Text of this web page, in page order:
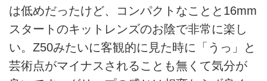
は低めだったけど、コンパクトなことと16mm
スタートのキットレンズのお陰で非常に楽し
い。Z50みたいに客観的に見た時に「うっ」と
芸術点がマイナスされることも無くて気分が